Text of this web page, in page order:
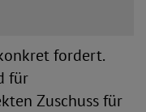
fordert.
für
Zuschuss für